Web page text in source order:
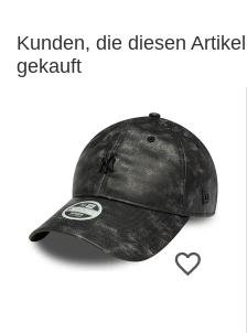
Kunden, die diesen
gekauft